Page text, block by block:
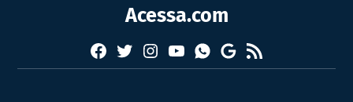
Acessa.com
Facebook
TwitterInstagram
YouTubeWhatsapp
Google
News
RSS